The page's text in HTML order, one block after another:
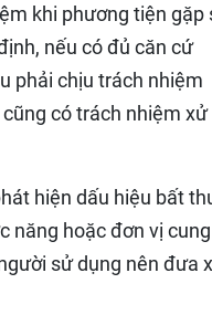
khi phương tiện gặp
nếu có đủ căn cứ
phải chịu trách nhiệm
có trách nhiệm xử
hiện dấu hiệu bất
năng hoặc đơn vị
sử dụng nên đưa